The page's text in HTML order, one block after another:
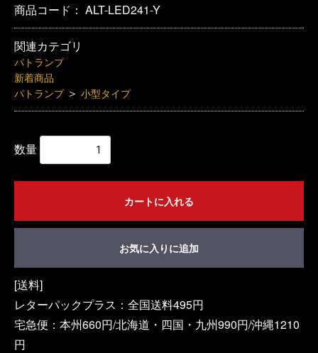
商品コード： ALT-LED241-Y
関連カテゴリ
パトランプ
新着商品
パトランプ ＞ 小型タイプ
数量
カートに入れる
お気に入りに追加
[送料]
レターパックプラス：全国送料495円
宅急便：本州660円/北海道・四国・九州990円/沖縄1210
円